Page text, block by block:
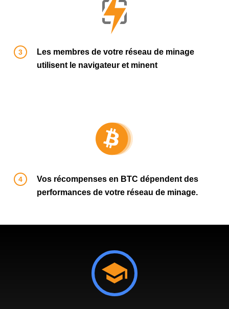
Les membres de votre réseau de minage
utilisent le navigateur et minent
Vos récompenses en BTC dépendent des
performances de votre réseau de minage.